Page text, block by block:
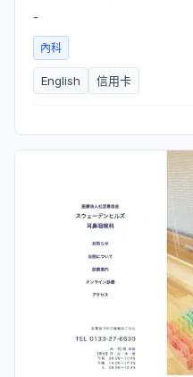
-
內科
English 信用卡